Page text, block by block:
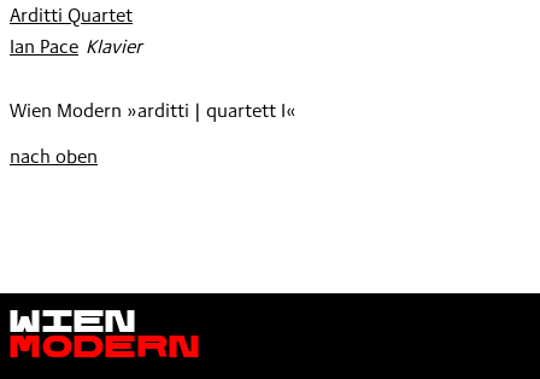
Arditti Quartet
Ian Pace
: Klavier
Wien Modern »arditti | quartett I«
nach oben
Wien
Modern